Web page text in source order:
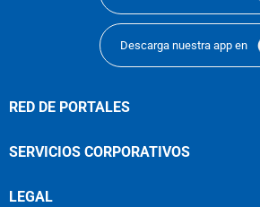
Descarga nuestra app en
RED DE PORTALES
SERVICIOS CORPORATIVOS
LEGAL